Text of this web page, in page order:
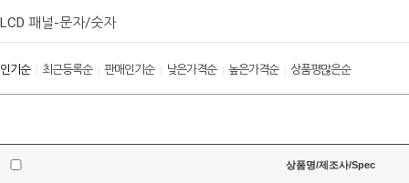
LCD 패널-문자/숫자
인기순| 최근등록순| 판매인기순| 낮은가격순| 높은가격순| 상품평많은순
상품명/제조사/Spec